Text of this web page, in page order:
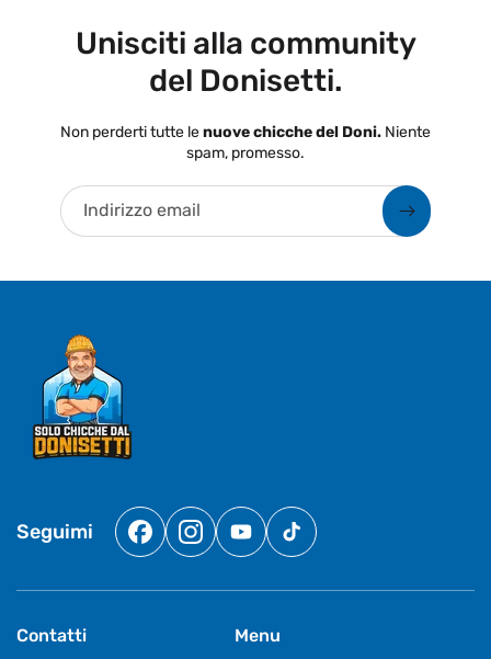
Unisciti alla community
del Donisetti.
Non perderti tutte lenuove chicche del Doni. Niente
spam, promesso.
Indirizzo email
Seguimi
FacebookInstagram
YouTubeTikTok
Contatti
Menu